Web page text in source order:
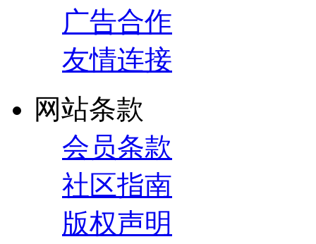
广告合作
友情连接
网站条款
会员条款
社区指南
版权声明